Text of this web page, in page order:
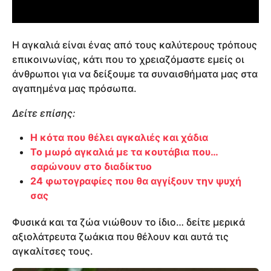
Η αγκαλιά είναι ένας από τους καλύτερους τρόπους
επικοινωνίας, κάτι που το χρειαζόμαστε εμείς οι
άνθρωποι για να δείξουμε τα συναισθήματα μας στα
αγαπημένα μας πρόσωπα.
Δείτε επίσης:
Η κότα που θέλει αγκαλιές και χάδια
Το μωρό αγκαλιά με τα κουτάβια που…
σαρώνουν στο διαδίκτυο
24 φωτογραφίες που θα αγγίξουν την ψυχή
σας
Φυσικά και τα ζώα νιώθουν το ίδιο… δείτε μερικά
αξιολάτρευτα ζωάκια που θέλουν και αυτά τις
αγκαλίτσες τους.